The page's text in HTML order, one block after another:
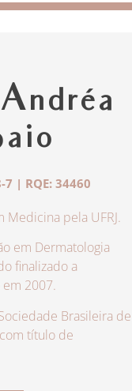
7 | RQE: 34460
Medicina pela UFRJ.
em Dermatologia
finalizado a
2007.
Brasileira de
título de